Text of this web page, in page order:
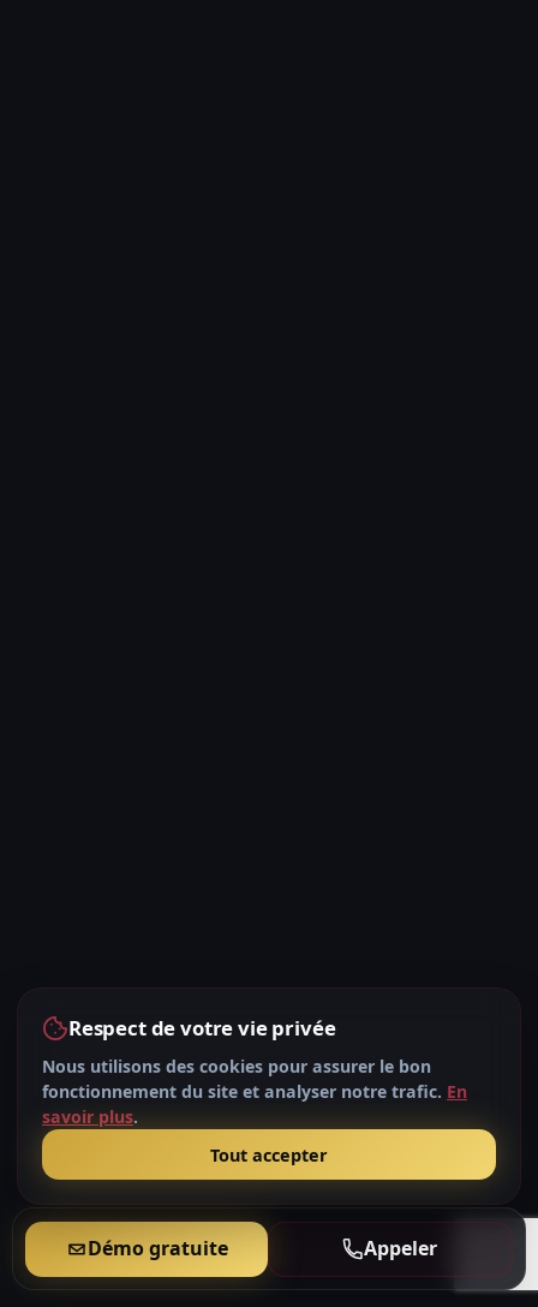
Pack Expert
90,20€/mois/avocat
Démo gratuite Appeler
Respect de votre vie privée
Nous utilisons des cookies pour assurer le bon
fonctionnement du site et analyser notre trafic. En
savoir plus.
Tout accepter